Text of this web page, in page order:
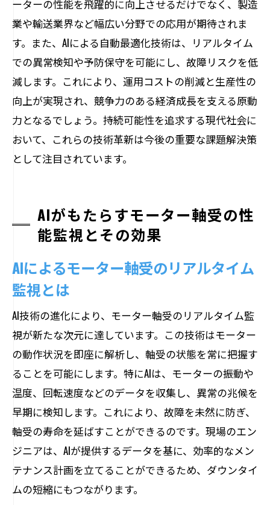
未来のモーター産業における軸受の役割
新たなモーター軸受技術が描く産業の未
来
ーターの性能を飛躍的に向上させるだけでなく、製造
業や輸送業界など幅広い分野での応用が期待されま
す。また、AIによる自動最適化技術は、リアルタイム
での異常検知や予防保守を可能にし、故障リスクを低
減します。これにより、運用コストの削減と生産性の
向上が実現され、競争力のある経済成長を支える原動
力となるでしょう。持続可能性を追求する現代社会に
おいて、これらの技術革新は今後の重要な課題解決策
として注目されています。
AIがもたらすモーター軸受の性
能監視とその効果
AIによるモーター軸受のリアルタイム
監視とは
AI技術の進化により、モーター軸受のリアルタイム監
視が新たな次元に達しています。この技術はモーター
の動作状況を即座に解析し、軸受の状態を常に把握す
ることを可能にします。特にAIは、モーターの振動や
温度、回転速度などのデータを収集し、異常の兆候を
早期に検知します。これにより、故障を未然に防ぎ、
軸受の寿命を延ばすことができるのです。現場のエン
ジニアは、AIが提供するデータを基に、効率的なメン
テナンス計画を立てることができるため、ダウンタイ
ムの短縮にもつながります。